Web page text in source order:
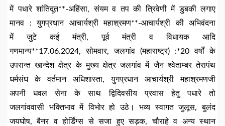
में पधारे शांतिदूत**-अहिंसा, संयम व तप की त्रिवेणी में डुबकी लगाए
मानव : युगप्रधान आचार्यश्री महाश्रमण**-आचार्यश्री की अभिवंदना
में जुटे कई मंत्री, पूर्व मंत्री व विधायक आदि
गणमान्य**17.06.2024, सोमवार, जलगांव (महाराष्ट्र) :*20 वर्षों के
उपरान्त खान्देश क्षेत्र के मुख्य क्षेत्र जलगांव में जैन श्वेताम्बर तेरापंथ
धर्मसंघ के वर्तमान अधिशास्ता, युगप्रधान आचार्यश्री महाश्रमणजी
अपनी धवल सेना के साथ द्विदिवसीय प्रवास हेतु पधारे तो
जलगांववासी भक्तिभाव में विभोर हो उठे। भव्य स्वागत जुलूस, बुलंद
जयघोष, बैनर व होर्डिंग्स से सजा हुए सड़क, चौराहे व अन्य स्थान